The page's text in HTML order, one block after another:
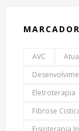
AVC
Eletroterapia
Fibrose